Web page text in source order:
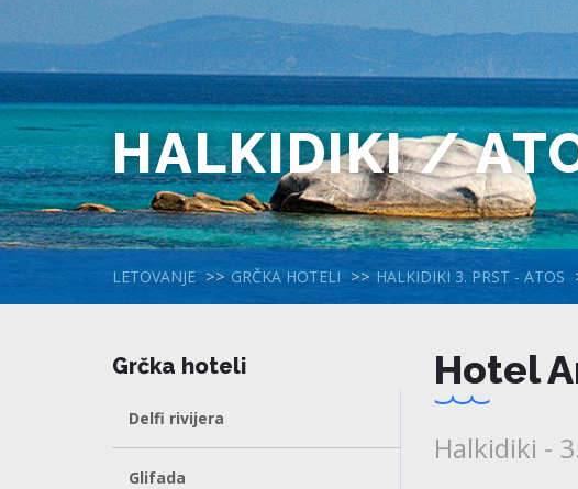
HALKIDIKI /
LETOVANJE GRČKA HOTELI HALKIDIKI 3. PRST - ATOS
Grčka hoteli
Delfi rivijera
Glifada
Hotel
Halkidiki -